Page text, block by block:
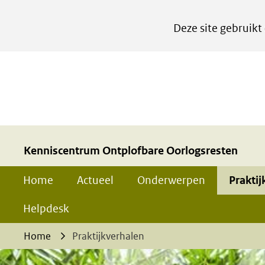
Deze site gebruikt
van
cookies
op
deze
website
worden
toegestaan
of
Kenniscentrum Ontplofbare Oorlogsresten
Home Actueel Onderwerpen
Helpdesk
Home Praktijkverhalen